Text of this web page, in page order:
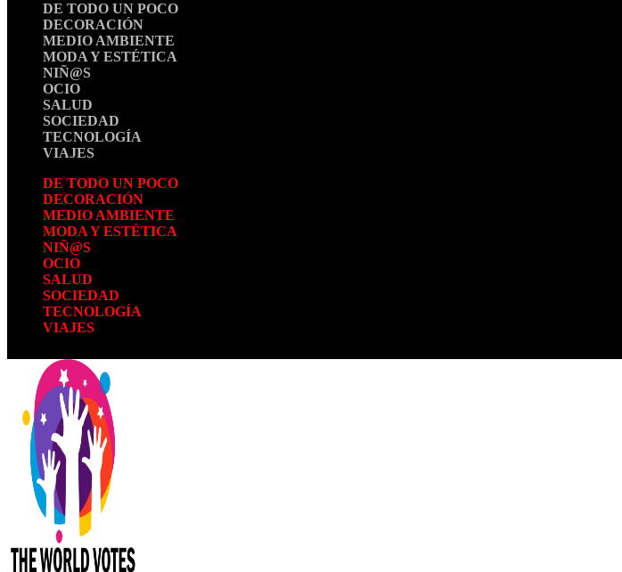
DE TODO UN POCO
DECORACIÓN
MEDIO AMBIENTE
MODA Y ESTÉTICA
NIÑ@S
OCIO
SALUD
SOCIEDAD
TECNOLOGÍA
VIAJES
DE TODO UN POCO
DECORACIÓN
MEDIO AMBIENTE
MODA Y ESTÉTICA
NIÑ@S
OCIO
SALUD
SOCIEDAD
TECNOLOGÍA
VIAJES